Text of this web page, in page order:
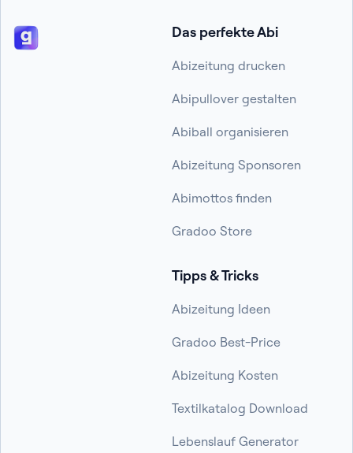
Das perfekte Abi
Abizeitung drucken
Abipullover gestalten
Abiball organisieren
Abizeitung Sponsoren
Abimottos finden
Gradoo Store
Tipps & Tricks
Abizeitung Ideen
Gradoo Best-Price
Abizeitung Kosten
Textilkatalog Download
Lebenslauf Generator